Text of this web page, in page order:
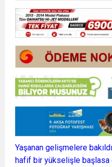
Yaşanan gelişmelere
hafif bir yükselişle